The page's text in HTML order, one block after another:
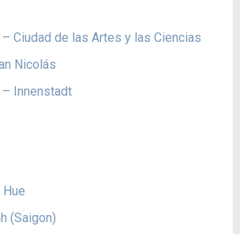
Ciudad de las Artes y las Ciencias
Nicolás
– Innenstadt
Hue
(Saigon)